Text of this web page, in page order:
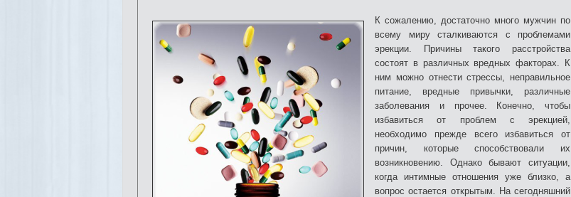
К сожалению, достаточно много мужчин по
всему миру сталкиваются с проблемами
эрекции. Причины такого расстройства
состоят в различных вредных факторах. К
ним можно отнести стрессы, неправильное
питание, вредные привычки, различные
заболевания и прочее.
Конечно, чтобы
избавиться от проблем с эрекцией,
необходимо прежде всего избавиться от
причин, которые способствовали их
возникновению. Однако бывают ситуации,
когда интимные отношения уже близко, а
вопрос остается открытым. На сегодняшний